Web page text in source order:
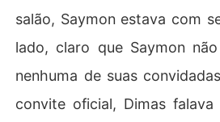
salão, Saymon estava com
lado, claro que Saymon
nenhuma de suas
convite oficial, Dimas